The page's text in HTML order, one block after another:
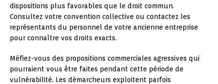
dispositions plus favorables que le droit commun.
Consultez votre convention collective ou contactez les
représentants du personnel de votre ancienne entreprise
pour connaître vos droits exacts.
Méfiez-vous des propositions commerciales agressives qui
pourraient vous être faites pendant cette période de
vulnérabilité. Les démarcheurs exploitent parfois